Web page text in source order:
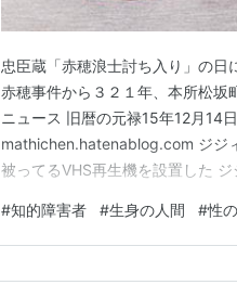
忠臣蔵「赤穂浪士討ち入り」の日
赤穂事件から３２１年、本所松坂
ニュース 旧暦の元禄15年12月14
mathichen.hatenablog.com ジジ
被ってるVHS再生機を設置した
嬉し過ぎるぞなもしw
#知的障害者 #生身の人間 #性